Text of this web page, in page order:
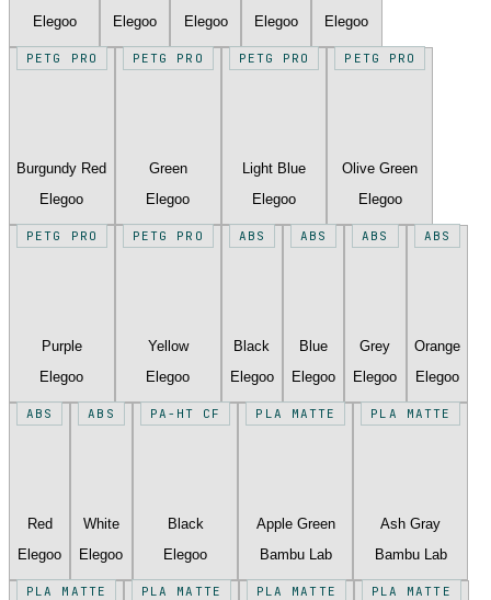
Elegoo
Elegoo
Elegoo
Elegoo
Elegoo
PETG PRO
Burgundy Red
Elegoo
PETG PRO
Green
Elegoo
PETG PRO
Light Blue
Elegoo
PETG PRO
Olive Green
Elegoo
PETG PRO
Purple
Elegoo
PETG PRO
Yellow
Elegoo
ABS
Black
Elegoo
ABS
Blue
Elegoo
ABS
Grey
Elegoo
ABS
Orange
Elegoo
ABS
Red
Elegoo
ABS
White
Elegoo
PA-HT CF
Black
Elegoo
PLA MATTE
Apple Green
Bambu Lab
PLA MATTE
Ash Gray
Bambu Lab
PLA MATTE PLA MATTE PLA MATTE PLA MATTE